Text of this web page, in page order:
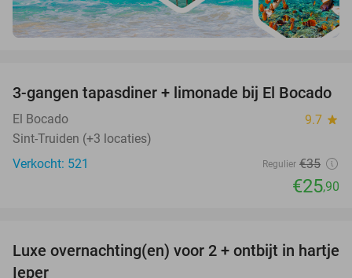
26%
3-gangen tapasdiner + limonade bij El Bocado
El Bocado 9.7 star
Sint-Truiden (+3 locaties)
Verkocht: 521
Regulier €35
€25,90
35%
Luxe overnachting(en) voor 2 + ontbijt in hartje
Ieper